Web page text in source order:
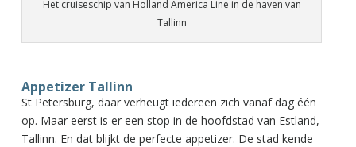
Het cruiseschip van Holland America Line in de haven van
Tallinn
Appetizer Tallinn
St Petersburg, daar verheugt iedereen zich vanaf dag één
op. Maar eerst is er een stop in de hoofdstad van Estland,
Tallinn. En dat blijkt de perfecte appetizer. De stad kende